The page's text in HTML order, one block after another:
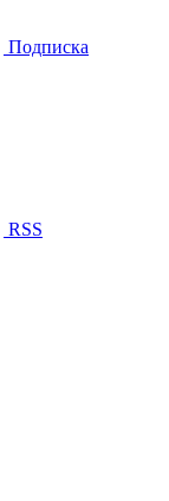
Подписка
RSS